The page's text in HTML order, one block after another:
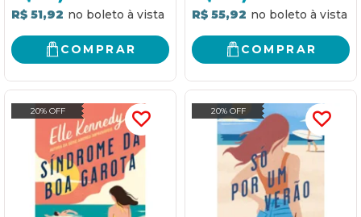
R$ 51,92
COMPRAR
R$ 55,92
COMPRAR
20% OFF 20% OFF